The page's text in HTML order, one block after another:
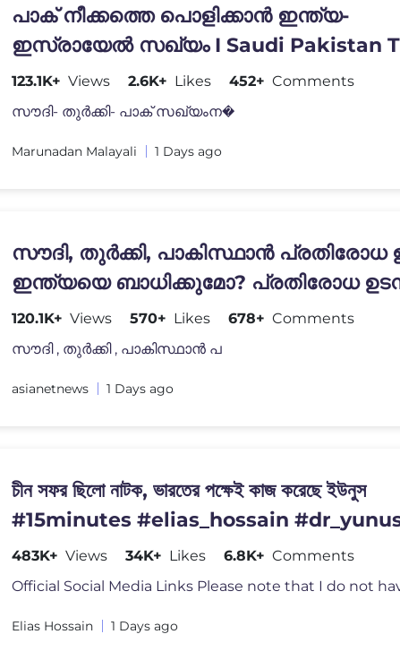
പാക് നീക്കത്തെ പൊളിക്കാൻ ഇന്ത്യ-
ഇസ്രായേൽ സഖ്യം I Saudi Pakistan
defence pact
123.1K+ Views 2.6K+ Likes 452+ Comments
സൗദി- തുർക്കി- പാക് സഖ്യംന�
Marunadan Malayali 1 Days ago
സൗദി, തുർക്കി, പാകിസ്ഥാൻ പ്രതിരോധ
ഇന്ത്യയെ ബാധിക്കുമോ? പ്രതിരോധ
ചർച്ച ചെയ്ത് ഇന്ത്യ
120.1K+ Views 570+ Likes 678+ Comments
സൗദി , തുർക്കി , പാകിസ്ഥാൻ പ
asianetnews 1 Days ago
চীন সফর ছিলো নাটক, ভারতের পক্ষেই কাজ করেছে ইউনুস
#15minutes #elias_hossain
483K+ Views 34K+ Likes 6.8K+ Comments
Elias Hossain 1 Days ago